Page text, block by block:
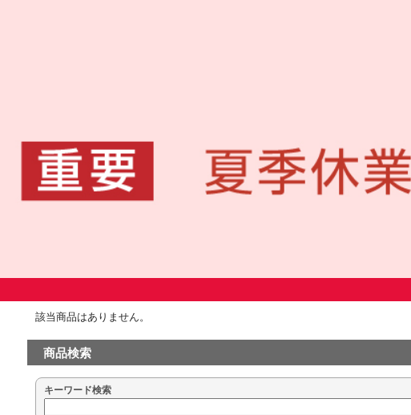
該当商品はありません。
商品検索
キーワード検索